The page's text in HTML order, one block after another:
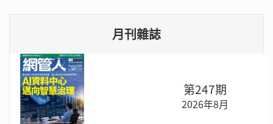
月刊雜誌
第247期
2026年8月